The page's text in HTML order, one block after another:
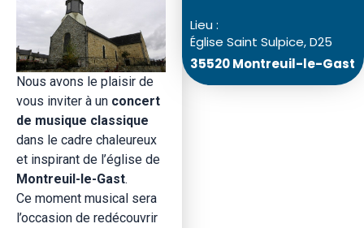
Nous avons le plaisir de
vous inviter à un concert
de musique classique
dans le cadre chaleureux
et inspirant de l’église de
Montreuil-le-Gast.
Ce moment musical sera
l’occasion de redécouvrir
Lieu :
Église Saint Sulpice, D25
35520 Montreuil-le-Gast